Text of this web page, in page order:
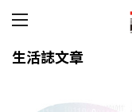
生活誌文章